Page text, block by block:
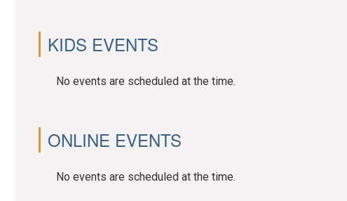
KIDS EVENTS
No events are scheduled at the time.
ONLINE EVENTS
No events are scheduled at the time.